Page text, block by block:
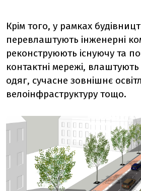
Крім того, у рамках
перевлаштують інженерні
реконструюють існуючу та
контактні мережі,
одяг, сучасне зовнішнє
велоінфраструктуру тощо.